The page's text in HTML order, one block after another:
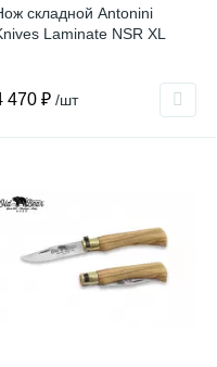
складной Antonini
Laminate NSR XL
470 ₽ /шт